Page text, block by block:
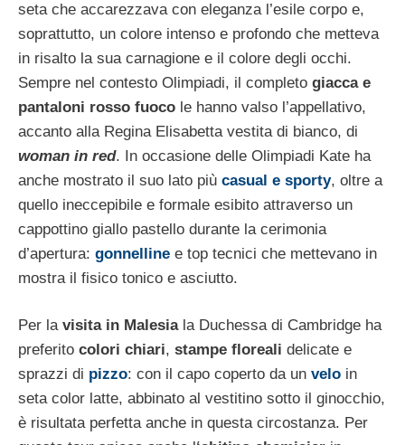
seta che accarezzava con eleganza l’esile corpo e,
soprattutto, un colore intenso e profondo che metteva
in risalto la sua carnagione e il colore degli occhi.
Sempre nel contesto Olimpiadi, il completo giacca e
pantaloni rosso fuoco le hanno valso l’appellativo,
accanto alla Regina Elisabetta vestita di bianco, di
woman in red. In occasione delle Olimpiadi Kate ha
anche mostrato il suo lato più casual e sporty, oltre a
quello ineccepibile e formale esibito attraverso un
cappottino giallo pastello durante la cerimonia
d’apertura: gonnelline e top tecnici che mettevano in
mostra il fisico tonico e asciutto.
Per la visita in Malesiala Duchessa di Cambridge ha
preferito colori chiari, stampe floreali delicate e
sprazzi di pizzo: con il capo coperto da un velo in
seta color latte, abbinato al vestitino sotto il ginocchio,
è risultata perfetta anche in questa circostanza. Per